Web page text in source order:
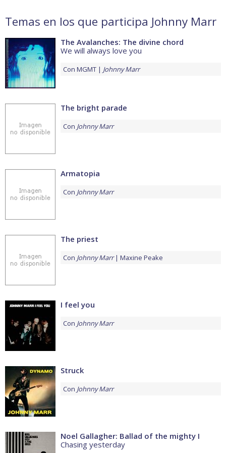
Temas en los que participa Johnny Marr
The Avalanches: The divine chord
We will always love you
Con MGMT Johnny Marr
The bright parade
Con Johnny Marr
Armatopia
Con Johnny Marr
The priest
Con Johnny Marr Maxine Peake
I feel you
Con Johnny Marr
Struck
Con Johnny Marr
Noel Gallagher: Ballad of the mighty I
Chasing yesterday